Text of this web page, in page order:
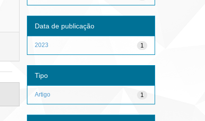
Data de publicação
1
2023
Tipo
1
Artigo